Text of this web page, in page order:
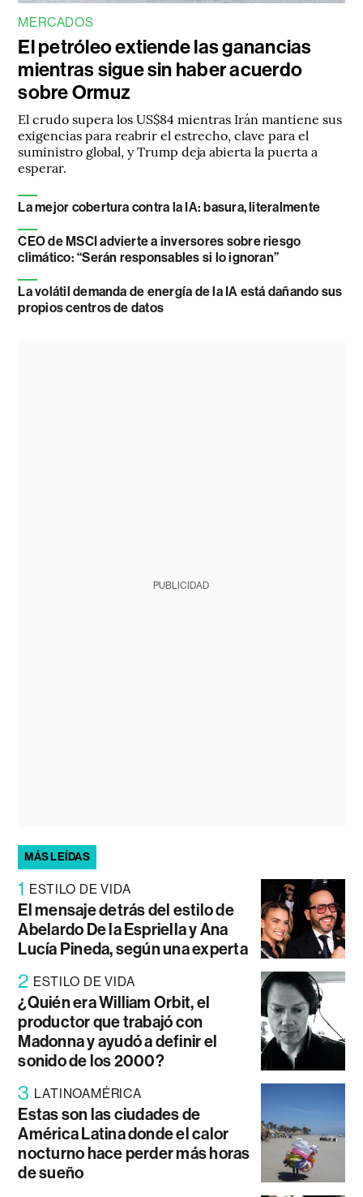
MERCADOS
El petróleo extiende las ganancias
mientras sigue sin haber acuerdo
sobre Ormuz
El crudo supera los US$84 mientras Irán mantiene sus
exigencias para reabrir el estrecho, clave para el
suministro global, y Trump deja abierta la puerta a
esperar.
La mejor cobertura contra la IA: basura, literalmente
CEO de MSCI advierte a inversores sobre riesgo
climático: “Serán responsables si lo ignoran”
La volátil demanda de energía de la IA está dañando sus
propios centros de datos
PUBLICIDAD
MÁS LEÍDAS
1 ESTILO DE VIDA
El mensaje detrás del estilo de
Abelardo De la Espriella y Ana
Lucía Pineda, según una experta
2 ESTILO DE VIDA
¿Quién era William Orbit, el
productor que trabajó con
Madonna y ayudó a definir el
sonido de los 2000?
3 LATINOAMÉRICA
Estas son las ciudades de
América Latina donde el calor
nocturno hace perder más horas
de sueño